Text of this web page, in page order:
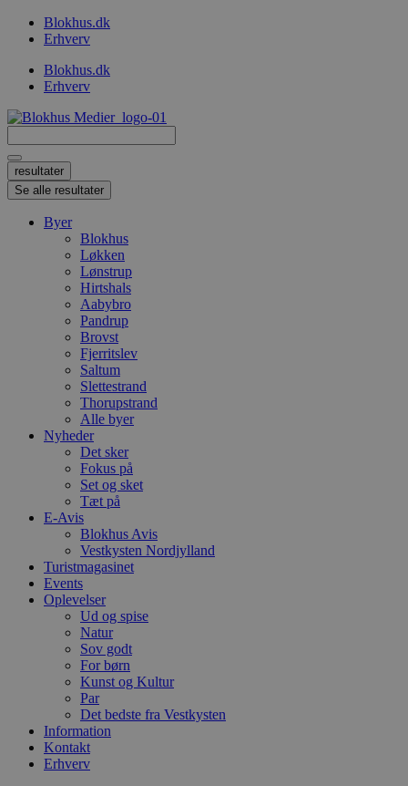
VidereBlokhus.dk
Erhverv
Blokhus.dk
Erhverv
...
resultater
Se alle resultater
Byer
Blokhus
Løkken
Lønstrup
Hirtshals
Aabybro
Pandrup
Brovst
Fjerritslev
Saltum
Slettestrand
Thorupstrand
Alle byer
Nyheder
Det sker
Fokus på
Set og sket
Tæt på
E-Avis
Blokhus Avis
Vestkysten Nordjylland
Turistmagasinet
Events
Oplevelser
Ud og spise
Natur
Sov godt
For børn
Kunst og Kultur
Par
Det bedste fra Vestkysten
Information
Kontakt
Erhverv